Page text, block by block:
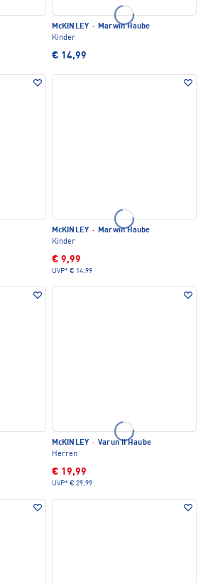
McKINLEY · Marwin Haube
Kinder
€ 14,99
McKINLEY · Marwin Haube
Kinder
€ 9,99
UVP* € 14,99
McKINLEY · Varun II Haube
Herren
€ 19,99
UVP* € 29,99